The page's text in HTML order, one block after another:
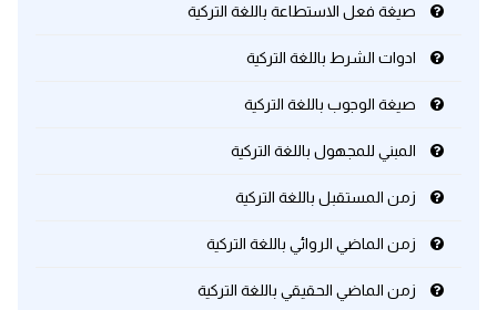
صيغة فعل الاستطاعة باللغة التركية
ادوات الشرط باللغة التركية
صيغة الوجوب باللغة التركية
المبني للمجهول باللغة التركية
زمن المستقبل باللغة التركية
زمن الماضي الروائي باللغة التركية
زمن الماضي الحقيقي باللغة التركية